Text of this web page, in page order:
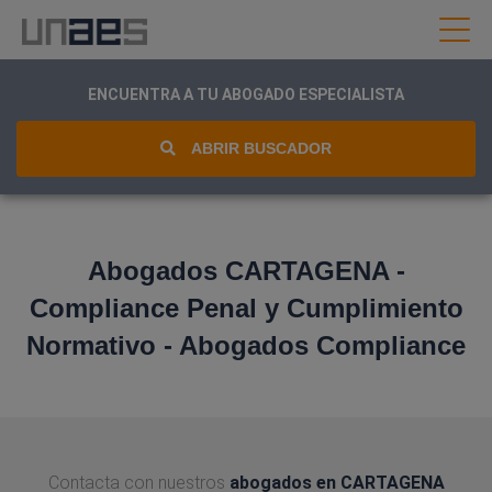
ENCUENTRA A TU ABOGADO ESPECIALISTA
ABRIR BUSCADOR
Abogados CARTAGENA -
Compliance Penal y Cumplimiento
Normativo - Abogados Compliance
Contacta con nuestros abogados en CARTAGENA